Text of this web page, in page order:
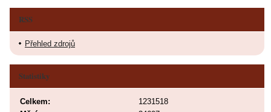
RSS
Přehled zdrojů
Statistiky
Celkem:
1231518